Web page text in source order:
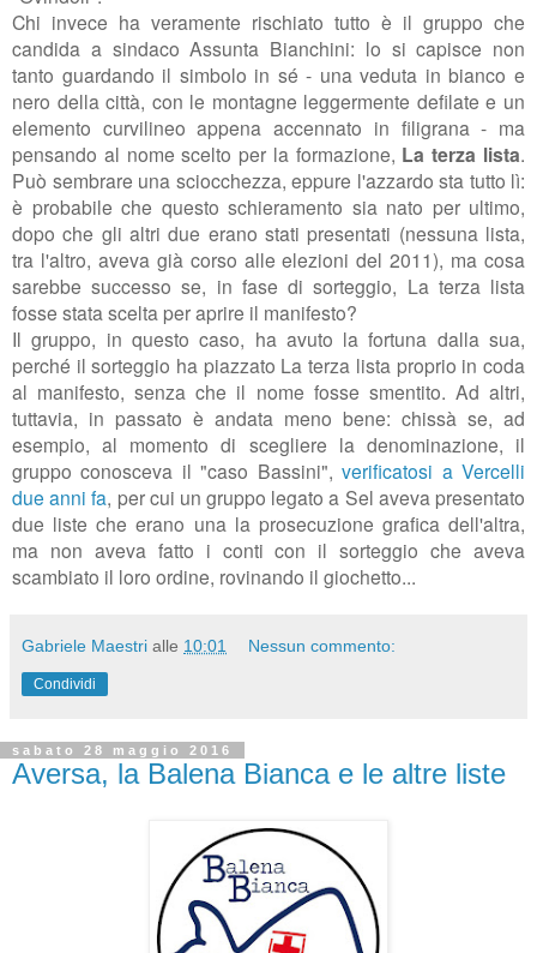
Chi invece ha veramente rischiato tutto è il gruppo che
candida a sindaco Assunta Bianchini: lo si capisce non
tanto guardando il simbolo in sé - una veduta in bianco e
nero della città, con le montagne leggermente defilate e un
elemento curvilineo appena accennato in filigrana - ma
pensando al nome scelto per la formazione, La terza lista.
Può sembrare una sciocchezza, eppure l'azzardo sta tutto lì:
è probabile che questo schieramento sia nato per ultimo,
dopo che gli altri due erano stati presentati (nessuna lista,
tra l'altro, aveva già corso alle elezioni del 2011), ma cosa
sarebbe successo se, in fase di sorteggio, La terza lista
fosse stata scelta per aprire il manifesto?
Il gruppo, in questo caso, ha avuto la fortuna dalla sua,
perché il sorteggio ha piazzato La terza lista proprio in coda
al manifesto, senza che il nome fosse smentito. Ad altri,
tuttavia, in passato è andata meno bene: chissà se, ad
esempio, al momento di scegliere la denominazione, il
gruppo conosceva il "caso Bassini",verificatosi a Vercelli
due anni fa, per cui un gruppo legato a Sel aveva presentato
due liste che erano una la prosecuzione grafica dell'altra,
ma non aveva fatto i conti con il sorteggio che aveva
scambiato il loro ordine, rovinando il giochetto...
Gabriele Maestri alle 10:01 Nessun commento:
Condividi
sabato 28 maggio 2016
Aversa, la Balena Bianca e le altre liste